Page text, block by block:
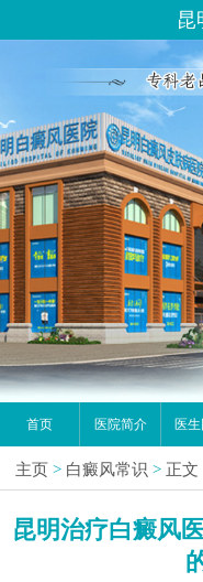
昆
首页 医院简介 医
主页 > 白癜风常识 > 正文
昆明治疗白癜风